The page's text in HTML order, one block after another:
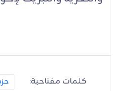
كلمات مفتاحية: